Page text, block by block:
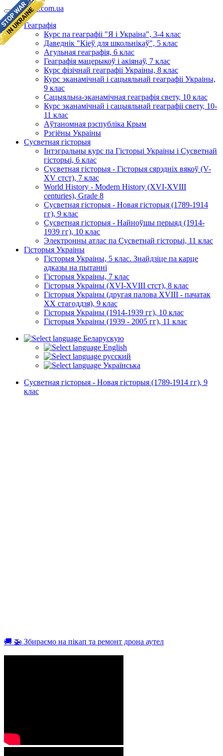
geomap.com.ua
Геаграфія
Курс па геаграфіі "Я і Украіна", 3-4 клас
Даведнік "Кіеў для школьнікаў", 5 клас
Агульная геаграфія, 6 клас
Геаграфія мацерыкоў і акіянаў, 7 клас
Курс фізічнай геаграфіі Украіны, 8 клас
Курс эканамічнай і сацыяльнай геаграфіі Украіны,
9 клас
Сацыяльна-эканамічная геаграфія свету, 10 клас
Курс эканамічнай і сацыяльнай геаграфіі свету, 10-
11 клас
Аўтаномная рэспубліка Крым
Рэгіёны Украіны
Сусветная гісторыя
Інтэгральны курс па Гісторыі Украіны і Сусветнай
гісторыі, 6 клас
Сусветная гісторыя - Гісторыя сярэдніх вякоў (V-
XV стст), 7 клас
World History - Modern History (XVI-XVIII
centuries), Grade 8
Сусветная гісторыя - Новая гісторыя (1789-1914
гг), 9 клас
Сусветная гісторыя - Найноўшы перыяд (1914-
1939 гг), 10 клас
Электронны атлас па Сусветнай гісторыі, 11 клас
Гісторыя Украіны
Гісторыя Украіны, 5 клас. Знайдзіце па карце
адказы на пытанні
Гісторыя Украіны, 7 клас
Гісторыя Украіны (XVI-XVIII стст), 8 клас
Гісторыя Украіны (другая палова XVIII - пачатак
XX стагоддзя), 9 клас
Гісторыя Украіны (1914-1939 гг), 10 клас
Гісторыя Украіны (1939 - 2005 гг), 11 клас
Беларускую
English
русский
Українська
Сусветная гісторыя - Новая гісторыя (1789-1914 гг), 9
клас
🚚 🚁 Збираємо на пікап та ремонт дрона аутел